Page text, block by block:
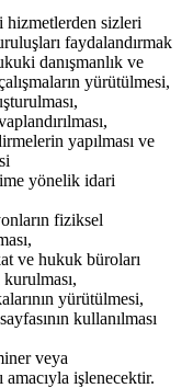
hizmetlerden sizleri
faydalandırmak
danışmanlık ve
yürütülmesi,
yapılması ve
yönelik idari
fiziksel
ve hukuk büroları
yürütülmesi,
kullanılması
veya
amacıyla işlenecektir.